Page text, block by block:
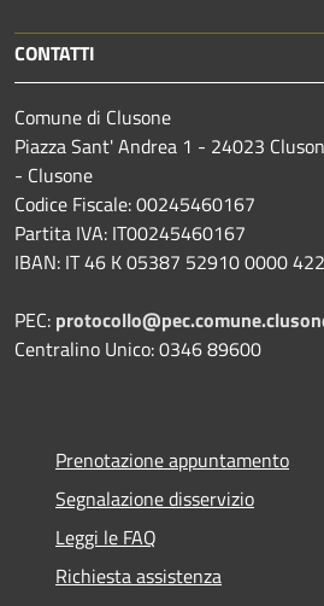
CONTATTI
Comune di Clusone
Piazza Sant' Andrea 1 - 24023
- Clusone
Codice Fiscale: 00245460167
Partita IVA: IT00245460167
IBAN: IT 46 K 05387 52910 0000
PEC:
Centralino Unico: 0346 89600
Prenotazione appuntamento
Segnalazione disservizio
Leggi le FAQ
Richiesta assistenza